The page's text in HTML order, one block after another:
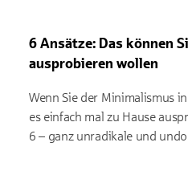
6 Ansätze: Das können
ausprobieren wollen
Wenn Sie der Minimalismus
es einfach mal zu Hause
6 – ganz unradikale und